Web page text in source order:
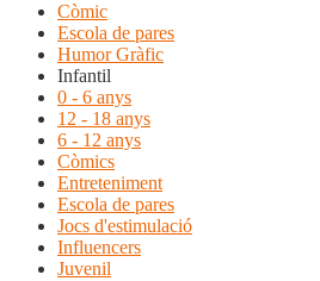
Còmic
Escola de pares
Humor Gràfic
Infantil
0 - 6 anys
12 - 18 anys
6 - 12 anys
Còmics
Entreteniment
Escola de pares
Jocs d'estimulació
Influencers
Juvenil